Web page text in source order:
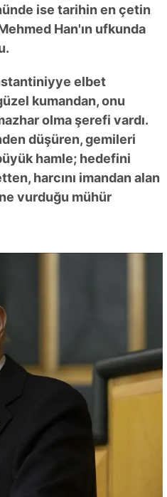
ise tarihin en çetin
Han'ın ufkunda
elbet
kumandan, onu
olma şerefi vardı.
düşüren, gemileri
hamle; hedefini
harcını imandan alan
vurduğu mühür